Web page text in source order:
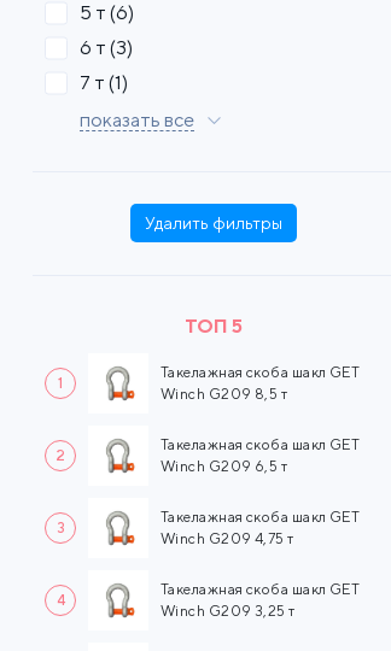
5 т (6)
6 т (3)
7 т (1)
показать все
Удалить фильтры
ТОП 5
1
Такелажная скоба шакл GET
Winch G209 8,5 т
2
Такелажная скоба шакл GET
Winch G209 6,5 т
3
Такелажная скоба шакл GET
Winch G209 4,75 т
4
Такелажная скоба шакл GET
Winch G209 3,25 т